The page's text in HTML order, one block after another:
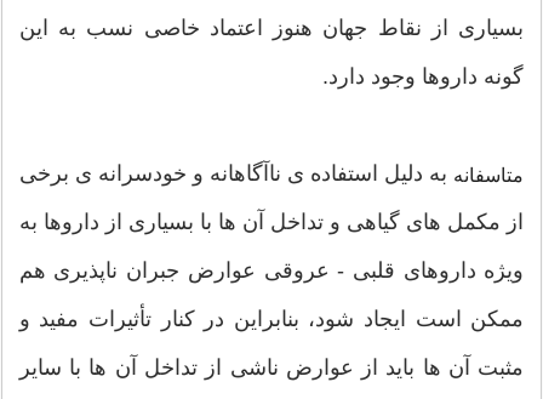
بسیاری از نقاط جهان هنوز اعتماد خاصی نسب به این
گونه داروها وجود دارد.
متاسفانه به دلیل استفاده ی ناآگاهانه و خودسرانه ی برخی
از مکمل های گیاهی و تداخل آن ها با بسیاری از داروها به
ویژه داروهای قلبی - عروقی عوارض جبران ناپذیری هم
ممکن است ایجاد شود، بنابراین در کنار تأثیرات مفید و
مثبت آن ها باید از عوارض ناشی از تداخل آن ها با سایر